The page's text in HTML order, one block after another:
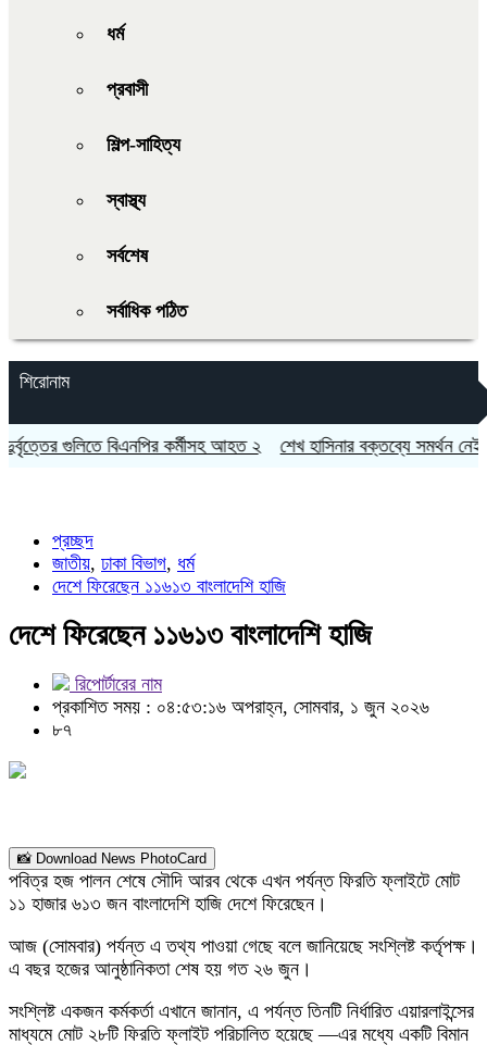
ধর্ম
প্রবাসী
শিল্প-সাহিত্য
স্বাস্থ্য
সর্বশেষ
সর্বাধিক পঠিত
শিরোনাম
গুলিতে বিএনপির কর্মীসহ আহত ২ শেখ হাসিনার বক্তব্যে সমর্থন নেই
প্রচ্ছদ
জাতীয়, ঢাকা বিভাগ, ধর্ম
দেশে ফিরেছেন ১১৬১৩ বাংলাদেশি হাজি
দেশে ফিরেছেন ১১৬১৩ বাংলাদেশি হাজি
রিপোর্টারের নাম
প্রকাশিত সময় : ০৪:৫৩:১৬ অপরাহ্ন, সোমবার, ১ জুন ২০২৬
৮৭
📸 Download News PhotoCard
পবিত্র হজ পালন শেষে সৌদি আরব থেকে এখন পর্যন্ত ফিরতি ফ্লাইটে মোট
১১ হাজার ৬১৩ জন বাংলাদেশি হাজি দেশে ফিরেছেন।
আজ (সোমবার) পর্যন্ত এ তথ্য পাওয়া গেছে বলে জানিয়েছে সংশ্লিষ্ট কর্তৃপক্ষ।
এ বছর হজের আনুষ্ঠানিকতা শেষ হয় গত ২৬ জুন।
সংশ্লিষ্ট একজন কর্মকর্তা এখানে জানান, এ পর্যন্ত তিনটি নির্ধারিত এয়ারলাইন্সের
মাধ্যমে মোট ২৮টি ফিরতি ফ্লাইট পরিচালিত হয়েছে —এর মধ্যে একটি বিমান